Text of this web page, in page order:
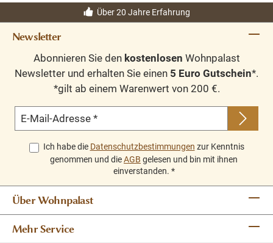
Über 20 Jahre Erfahrung
Newsletter
Abonnieren Sie den kostenlosen Wohnpalast
Newsletter und erhalten Sie einen 5 Euro Gutschein*.
*gilt ab einem Warenwert von 200 €.
E-Mail-Adresse *
Ich habe die Datenschutzbestimmungen zur Kenntnis
genommen und dieAGB gelesen und bin mit ihnen
einverstanden. *
Über Wohnpalast
Mehr Service